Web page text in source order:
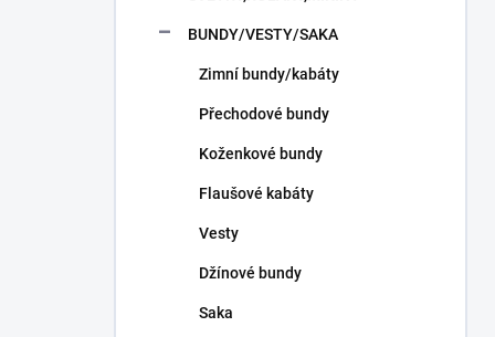
BUNDY/VESTY/SAKA
Zimní bundy/kabáty
Přechodové bundy
Koženkové bundy
Flaušové kabáty
Vesty
Džínové bundy
Saka